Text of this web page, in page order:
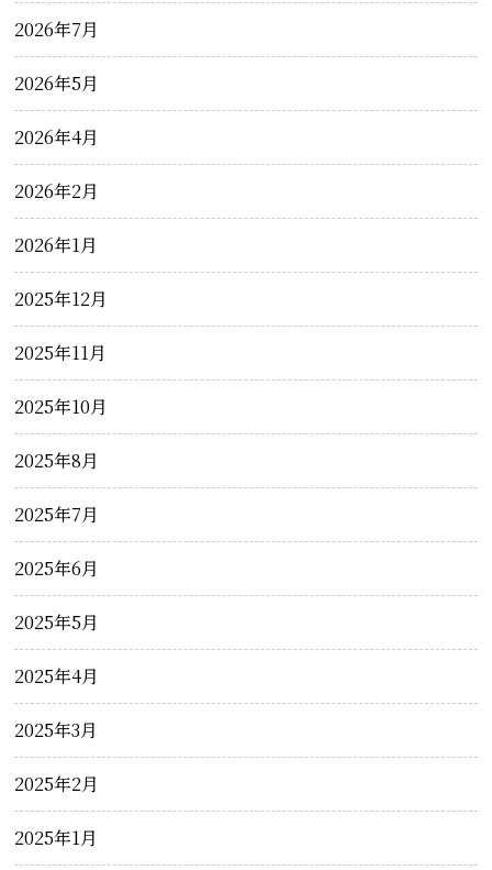
2026年7月
2026年5月
2026年4月
2026年2月
2026年1月
2025年12月
2025年11月
2025年10月
2025年8月
2025年7月
2025年6月
2025年5月
2025年4月
2025年3月
2025年2月
2025年1月